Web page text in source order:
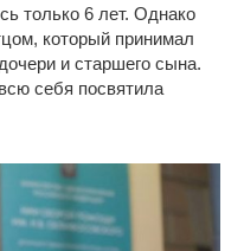
только 6 лет. Однако
который принимал
и старшего сына.
себя посвятила